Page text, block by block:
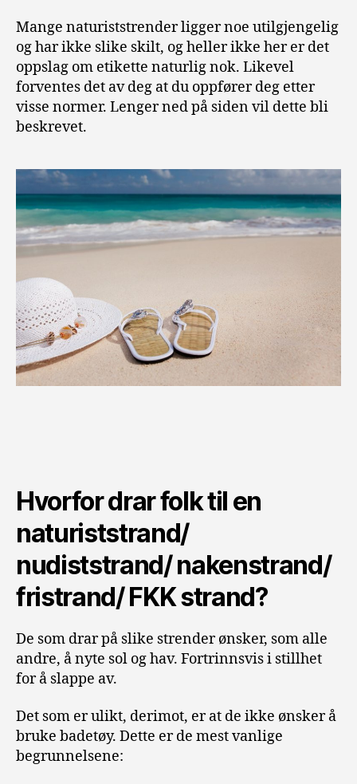
Mange naturiststrender ligger noe utilgjengelig
og har ikke slike skilt, og heller ikke her er det
oppslag om etikette naturlig nok. Likevel
forventes det av deg at du oppfører deg etter
visse normer. Lenger ned på siden vil dette bli
beskrevet.
Hvorfor drar folk til en
naturiststrand/
nudiststrand/ nakenstrand/
fristrand/ FKK strand?
De som drar på slike strender ønsker, som alle
andre, å nyte sol og hav. Fortrinnsvis i stillhet
for å slappe av.
Det som er ulikt, derimot, er at de ikke ønsker å
bruke badetøy. Dette er de mest vanlige
begrunnelsene: